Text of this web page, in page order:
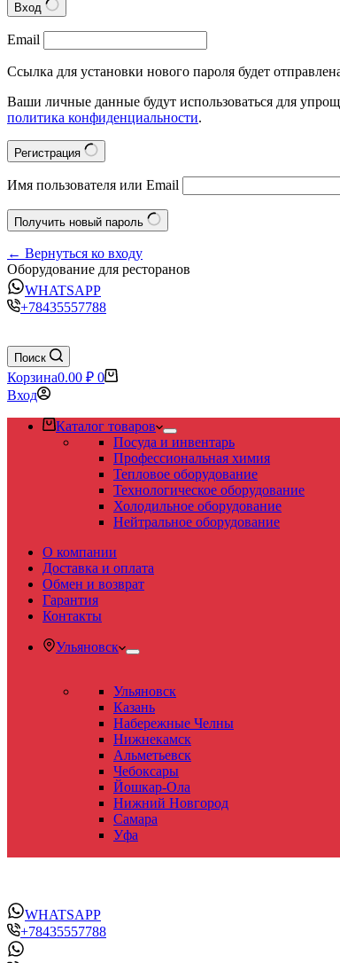
Вход
Email
Ссылка для установки нового пароля будет
Ваши личные данные будут использоваться для
политика конфиденциальности.
Регистрация
Имя пользователя или Email
Получить новый пароль
← Вернуться ко входу
Оборудование для ресторанов
WHATSAPP
+78435557788
Поиск
Корзина0.00 ₽ 0
Вход
Каталог товаров
Посуда и инвентарь
Профессиональная химия
Тепловое оборудование
Технологическое оборудование
Холодильное оборудование
Нейтральное оборудование
О компании
Доставка и оплата
Обмен и возврат
Гарантия
Контакты
Ульяновск
Ульяновск
Казань
Набережные Челны
Нижнекамск
Альметьевск
Чебоксары
Йошкар-Ола
Нижний Новгород
Самара
Уфа
WHATSAPP
+78435557788